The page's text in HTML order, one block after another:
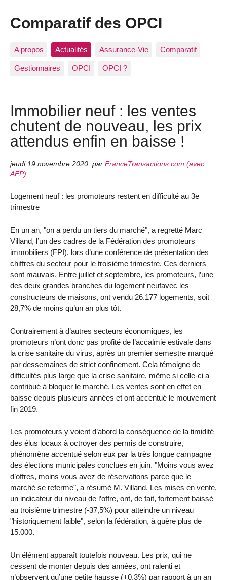
Comparatif des OPCI
A propos Actualités Assurance-Vie Comparatif
Gestionnaires OPCI OPCI ?
Immobilier neuf : les ventes
chutent de nouveau, les prix
attendus enfin en baisse !
jeudi 19 novembre 2020 par FranceTransactions.com (avec
AFP)
Logement neuf : les promoteurs restent en difficulté au 3e
trimestre
En un an, "on a perdu un tiers du marché", a regretté Marc
Villand, l’un des cadres de la Fédération des promoteurs
immobiliers (FPI), lors d’une conférence de présentation des
chiffres du secteur pour le troisième trimestre. Ces derniers
sont mauvais. Entre juillet et septembre, les promoteurs, l’une
des deux grandes branches du logement neufavec les
constructeurs de maisons, ont vendu 26.177 logements, soit
28,7% de moins qu’un an plus tôt.
Contrairement à d’autres secteurs économiques, les
promoteurs n’ont donc pas profité de l’accalmie estivale dans
la crise sanitaire du virus, après un premier semestre marqué
par dessemaines de strict confinement. Cela témoigne de
difficultés plus large que la crise sanitaire, même si celle-ci a
contribué à bloquer le marché. Les ventes sont en effet en
baisse depuis plusieurs années et ont accentué le mouvement
fin 2019.
Les promoteurs y voient d’abord la conséquence de la timidité
des élus locaux à octroyer des permis de construire,
phénomène accentué selon eux par la très longue campagne
des élections municipales conclues en juin. "Moins vous avez
d’offres, moins vous avez de réservations parce que le
marché se referme", a résumé M. Villand. Les mises en vente,
un indicateur du niveau de l’offre, ont, de fait, fortement baissé
au troisième trimestre (-37,5%) pour atteindre un niveau
"historiquement faible", selon la fédération, à guère plus de
15.000.
Un élément apparaît toutefois nouveau. Les prix, qui ne
cessent de monter depuis des années, ont ralenti et
n’observent qu’une petite hausse (+0,3%) par rapport à un an